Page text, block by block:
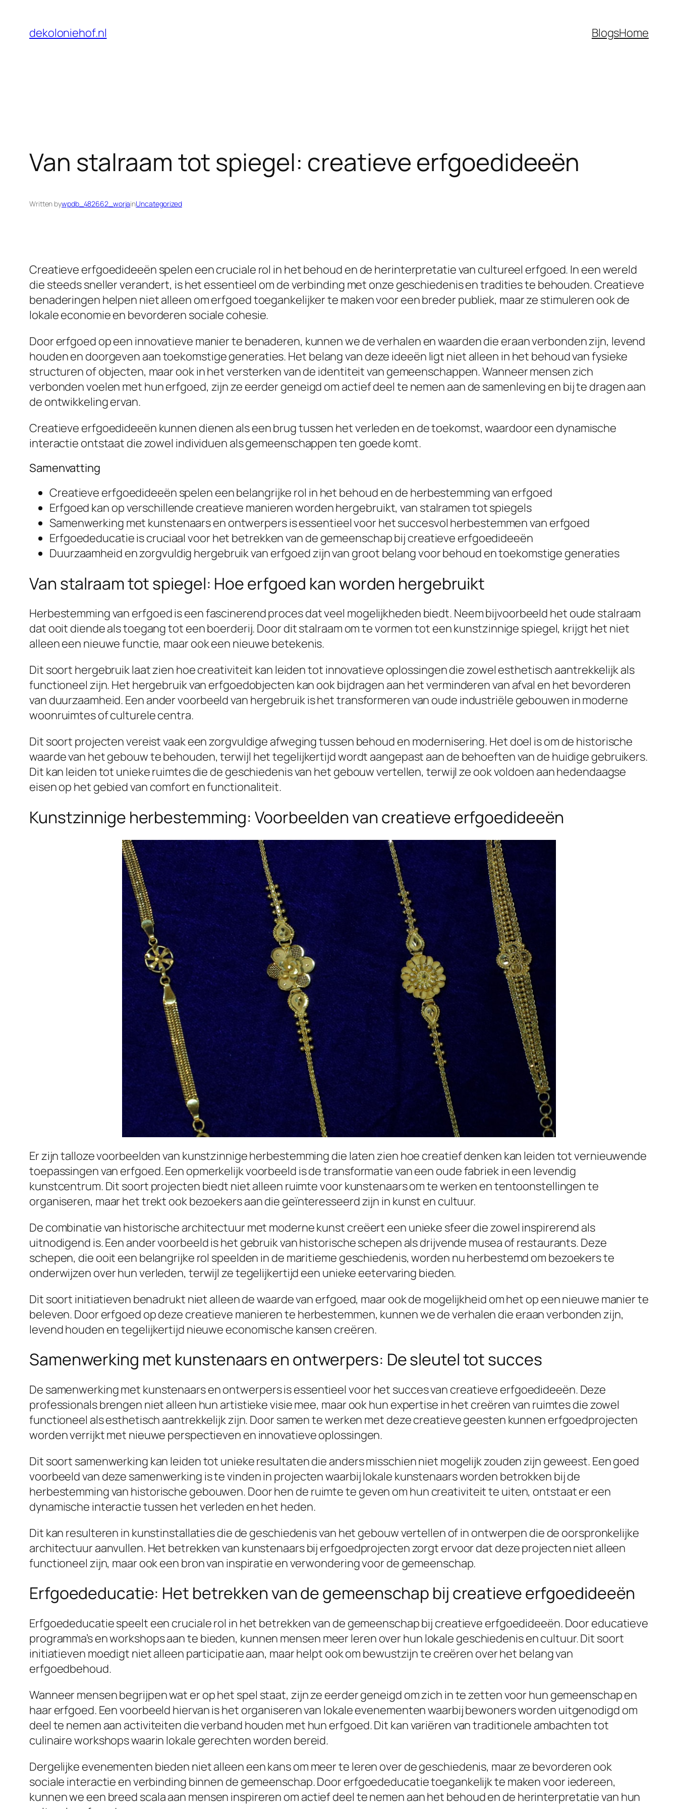
content
dekoloniehof.nl BlogsHome
Van stalraam tot spiegel: creatieve erfgoedideeën
Written bywpdb_482662_worjainUncategorized
Creatieve erfgoedideeën spelen een cruciale rol in het behoud en de herinterpretatie van cultureel erfgoed. In een wereld
die steeds sneller verandert, is het essentieel om de verbinding met onze geschiedenis en tradities te behouden. Creatieve
benaderingen helpen niet alleen om erfgoed toegankelijker te maken voor een breder publiek, maar ze stimuleren ook de
lokale economie en bevorderen sociale cohesie.
Door erfgoed op een innovatieve manier te benaderen, kunnen we de verhalen en waarden die eraan verbonden zijn, levend
houden en doorgeven aan toekomstige generaties. Het belang van deze ideeën ligt niet alleen in het behoud van fysieke
structuren of objecten, maar ook in het versterken van de identiteit van gemeenschappen. Wanneer mensen zich
verbonden voelen met hun erfgoed, zijn ze eerder geneigd om actief deel te nemen aan de samenleving en bij te dragen aan
de ontwikkeling ervan.
Creatieve erfgoedideeën kunnen dienen als een brug tussen het verleden en de toekomst, waardoor een dynamische
interactie ontstaat die zowel individuen als gemeenschappen ten goede komt.
Samenvatting
Creatieve erfgoedideeën spelen een belangrijke rol in het behoud en de herbestemming van erfgoed
Erfgoed kan op verschillende creatieve manieren worden hergebruikt, van stalramen tot spiegels
Samenwerking met kunstenaars en ontwerpers is essentieel voor het succesvol herbestemmen van erfgoed
Erfgoededucatie is cruciaal voor het betrekken van de gemeenschap bij creatieve erfgoedideeën
Duurzaamheid en zorgvuldig hergebruik van erfgoed zijn van groot belang voor behoud en toekomstige generaties
Van stalraam tot spiegel: Hoe erfgoed kan worden hergebruikt
Herbestemming van erfgoed is een fascinerend proces dat veel mogelijkheden biedt. Neem bijvoorbeeld het oude stalraam
dat ooit diende als toegang tot een boerderij. Door dit stalraam om te vormen tot een kunstzinnige spiegel, krijgt het niet
alleen een nieuwe functie, maar ook een nieuwe betekenis.
Dit soort hergebruik laat zien hoe creativiteit kan leiden tot innovatieve oplossingen die zowel esthetisch aantrekkelijk als
functioneel zijn. Het hergebruik van erfgoedobjecten kan ook bijdragen aan het verminderen van afval en het bevorderen
van duurzaamheid. Een ander voorbeeld van hergebruik is het transformeren van oude industriële gebouwen in moderne
woonruimtes of culturele centra.
Dit soort projecten vereist vaak een zorgvuldige afweging tussen behoud en modernisering. Het doel is om de historische
waarde van het gebouw te behouden, terwijl het tegelijkertijd wordt aangepast aan de behoeften van de huidige gebruikers.
Dit kan leiden tot unieke ruimtes die de geschiedenis van het gebouw vertellen, terwijl ze ook voldoen aan hedendaagse
eisen op het gebied van comfort en functionaliteit.
Kunstzinnige herbestemming: Voorbeelden van creatieve erfgoedideeën
Er zijn talloze voorbeelden van kunstzinnige herbestemming die laten zien hoe creatief denken kan leiden tot vernieuwende
toepassingen van erfgoed. Een opmerkelijk voorbeeld is de transformatie van een oude fabriek in een levendig
kunstcentrum. Dit soort projecten biedt niet alleen ruimte voor kunstenaars om te werken en tentoonstellingen te
organiseren, maar het trekt ook bezoekers aan die geïnteresseerd zijn in kunst en cultuur.
De combinatie van historische architectuur met moderne kunst creëert een unieke sfeer die zowel inspirerend als
uitnodigend is. Een ander voorbeeld is het gebruik van historische schepen als drijvende musea of restaurants. Deze
schepen, die ooit een belangrijke rol speelden in de maritieme geschiedenis, worden nu herbestemd om bezoekers te
onderwijzen over hun verleden, terwijl ze tegelijkertijd een unieke eetervaring bieden.
Dit soort initiatieven benadrukt niet alleen de waarde van erfgoed, maar ook de mogelijkheid om het op een nieuwe manier te
beleven. Door erfgoed op deze creatieve manieren te herbestemmen, kunnen we de verhalen die eraan verbonden zijn,
levend houden en tegelijkertijd nieuwe economische kansen creëren.
Samenwerking met kunstenaars en ontwerpers: De sleutel tot succes
De samenwerking met kunstenaars en ontwerpers is essentieel voor het succes van creatieve erfgoedideeën. Deze
professionals brengen niet alleen hun artistieke visie mee, maar ook hun expertise in het creëren van ruimtes die zowel
functioneel als esthetisch aantrekkelijk zijn. Door samen te werken met deze creatieve geesten kunnen erfgoedprojecten
worden verrijkt met nieuwe perspectieven en innovatieve oplossingen.
Dit soort samenwerking kan leiden tot unieke resultaten die anders misschien niet mogelijk zouden zijn geweest. Een goed
voorbeeld van deze samenwerking is te vinden in projecten waarbij lokale kunstenaars worden betrokken bij de
herbestemming van historische gebouwen. Door hen de ruimte te geven om hun creativiteit te uiten, ontstaat er een
dynamische interactie tussen het verleden en het heden.
Dit kan resulteren in kunstinstallaties die de geschiedenis van het gebouw vertellen of in ontwerpen die de oorspronkelijke
architectuur aanvullen. Het betrekken van kunstenaars bij erfgoedprojecten zorgt ervoor dat deze projecten niet alleen
functioneel zijn, maar ook een bron van inspiratie en verwondering voor de gemeenschap.
Erfgoededucatie: Het betrekken van de gemeenschap bij creatieve erfgoedideeën
Erfgoededucatie speelt een cruciale rol in het betrekken van de gemeenschap bij creatieve erfgoedideeën. Door educatieve
programma’s en workshops aan te bieden, kunnen mensen meer leren over hun lokale geschiedenis en cultuur. Dit soort
initiatieven moedigt niet alleen participatie aan, maar helpt ook om bewustzijn te creëren over het belang van
erfgoedbehoud.
Wanneer mensen begrijpen wat er op het spel staat, zijn ze eerder geneigd om zich in te zetten voor hun gemeenschap en
haar erfgoed. Een voorbeeld hiervan is het organiseren van lokale evenementen waarbij bewoners worden uitgenodigd om
deel te nemen aan activiteiten die verband houden met hun erfgoed. Dit kan variëren van traditionele ambachten tot
culinaire workshops waarin lokale gerechten worden bereid.
Dergelijke evenementen bieden niet alleen een kans om meer te leren over de geschiedenis, maar ze bevorderen ook
sociale interactie en verbinding binnen de gemeenschap. Door erfgoededucatie toegankelijk te maken voor iedereen,
kunnen we een breed scala aan mensen inspireren om actief deel te nemen aan het behoud en de herinterpretatie van hun